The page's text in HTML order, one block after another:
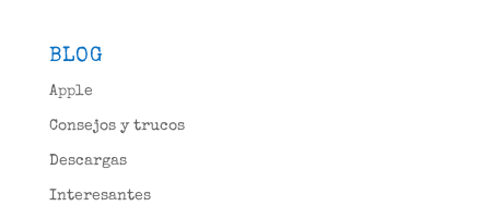
BLOG
Apple
Consejos y trucos
Descargas
Interesantes